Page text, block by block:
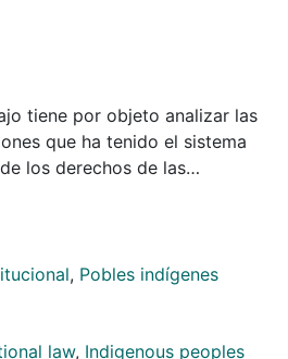
tiene por objeto analizar las
que ha tenido el sistema
los derechos de las
ubicadas en los países de
indígena no es un
está compuesto por un
a los distintos momentos
por las relaciones de poder y
, Pobles indígenes
law, Indigenous peoples